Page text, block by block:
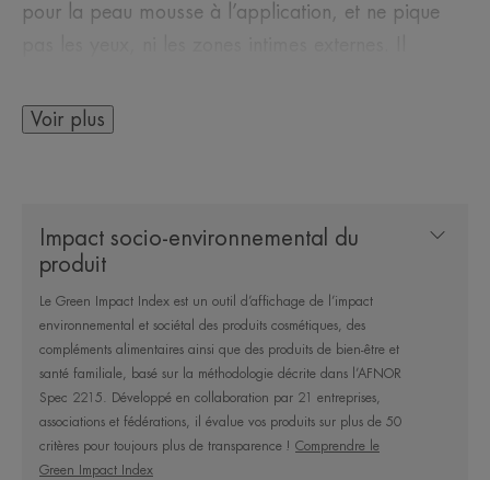
pour la peau mousse à l’application, et ne pique
emballage 500ml contient 73% de matières
Avantages
en douceur les peaux sèches et sensibles de toute
la famille.
Bénéfices
• NETTOIE les peaux sensibles et sèches de toute
la famille.
Voir plus
Impact socio-environnemental du
produit
Le Green Impact Index est un outil d’affichage de l’impact
environnemental et sociétal des produits cosmétiques, des
compléments alimentaires ainsi que des produits de bien-être et
santé familiale, basé sur la méthodologie décrite dans l’AFNOR
Spec 2215. Développé en collaboration par 21 entreprises,
associations et fédérations, il évalue vos produits sur plus de 50
critères pour toujours plus de transparence ! Comprendre le
Green Impact Index